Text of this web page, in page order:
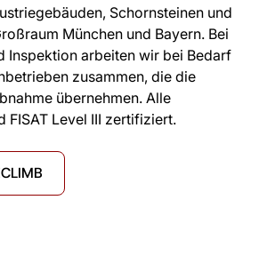
Schornsteinen und
München und Bayern. Bei
Inspektion arbeiten wir bei Bedarf
zusammen, die die
übernehmen. Alle
FISAT Level III zertifiziert.